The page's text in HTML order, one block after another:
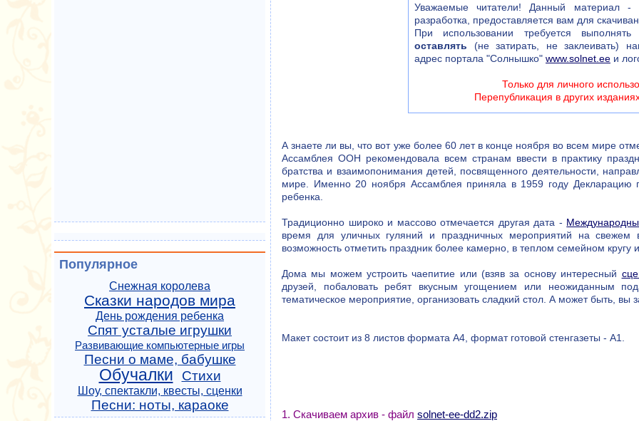
Уважаемые читатели! Данный материал -
разработка, предоставляется вам для
При использовании требуется выполнять
оставлять (не затирать, не заклеивать)
адрес портала "Солнышко" www.solnet.ee и
Только для личного
Перепубликация в других
А знаете ли вы, что вот уже более 60 лет в конце ноября во всем мире
Ассамблея ООН рекомендовала всем странам ввести в практику
братства и взаимопонимания детей, посвященного деятельности,
мире. Именно 20 ноября Ассамблея приняла в 1959 году
ребенка.
Традиционно широко и массово отмечается другая дата -
время для уличных гуляний и праздничных мероприятий на
возможность отметить праздник более камерно, в теплом семейном кругу
Дома мы можем устроить чаепитие или (взяв за основу интересный
друзей, побаловать ребят вкусным угощением или неожиданным
тематическое мероприятие, организовать сладкий стол. А может быть, вы
Макет состоит из 8 листов формата А4, формат готовой стенгазеты - А1.
1. Скачиваем архив - файл solnet-ee-dd2.zip
Популярное
Снежная королева
Сказки народов мира
День рождения ребенка
Спят усталые игрушки
Развивающие компьютерные игры
Песни о маме, бабушке
Обучалки Стихи
Шоу, спектакли, квесты, сценки
Песни: ноты, караоке